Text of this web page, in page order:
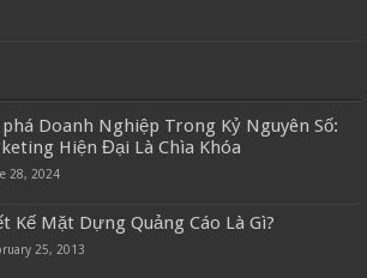
Doanh Nghiệp Trong Kỷ Nguyên Số:
Hiện Đại Là Chìa Khóa
28, 2024
Kế Mặt Dựng Quảng Cáo Là Gì?
25, 2013